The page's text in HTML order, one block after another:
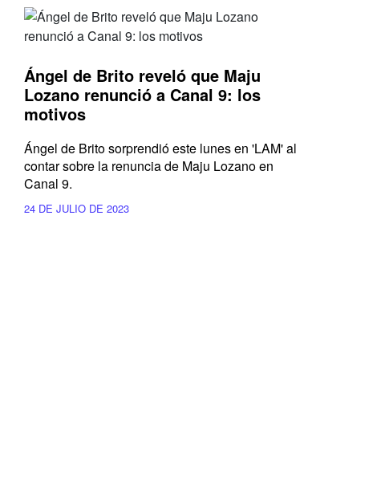
Ángel de Brito reveló que Maju
Lozano renunció a Canal 9: los
motivos
Ángel de Brito sorprendió este lunes en 'LAM' al
contar sobre la renuncia de Maju Lozano en
Canal 9.
24 DE JULIO DE 2023